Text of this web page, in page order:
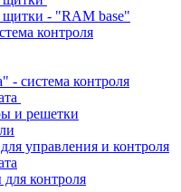
- "RAM base"
контроля
- система контроля
и решетки
управления и контроля
контроля